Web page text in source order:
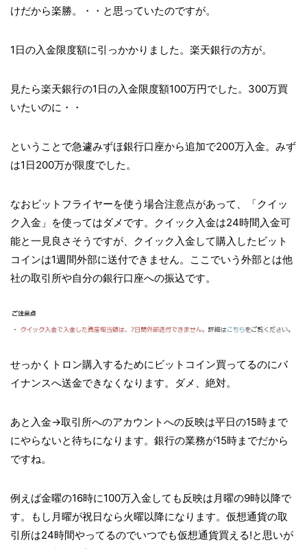
けだから楽勝。・・と思っていたのですが。
1日の入金限度額に引っかかりました。楽天銀行の方が。
見たら楽天銀行の1日の入金限度額100万円でした。300万買
いたいのに・・
ということで急遽みずほ銀行口座から追加で200万入金。みず
は1日200万が限度でした。
なおビットフライヤーを使う場合注意点があって、「クイッ
ク入金」を使ってはダメです。クイック入金は24時間入金可
能と一見良さそうですが、クイック入金して購入したビット
コインは1週間外部に送付できません。ここでいう外部とは他
社の取引所や自分の銀行口座への振込です。
せっかくトロン購入するためにビットコイン買ってるのにバ
イナンスへ送金できなくなります。ダメ、絶対。
あと入金→取引所へのアカウントへの反映は平日の15時まで
にやらないと待ちになります。銀行の業務が15時までだから
ですね。
例えば金曜の16時に100万入金しても反映は月曜の9時以降で
す。もし月曜が祝日なら火曜以降になります。仮想通貨の取
引所は24時間やってるのでいつでも仮想通貨買える!と思いが